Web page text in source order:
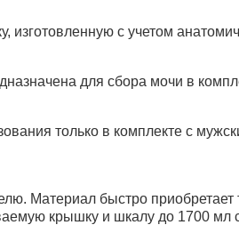
изготовленную с учетом
для сбора мочи в
только в комплекте с
Материал быстро приобретает
крышку и шкалу до 1700